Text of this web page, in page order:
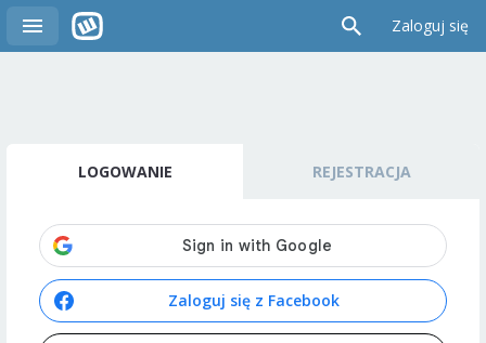
Zaloguj się
LOGOWANIE REJESTRACJA
Zaloguj się z Facebook